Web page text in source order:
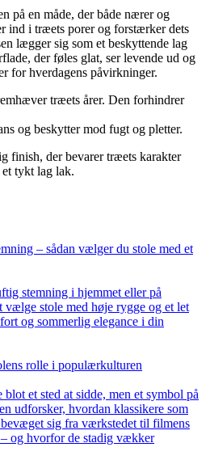
på en måde, der både nærer og
ind i træets porer og forstærker dets
lægger sig som et beskyttende lag
der føles glat, ser levende ud og
for hverdagens påvirkninger.
træets årer. Den forhindrer
og beskytter mod fugt og pletter.
finish, der bevarer træets karakter
tykt lag lak.
– sådan vælger du stole med et
stemning i hjemmet eller på
vælge stole med høje rygge og et let
og sommerlig elegance i din
rolle i populærkulturen
et sted at sidde, men et symbol på
udforsker, hvordan klassikere som
sig fra værkstedet til filmens
og hvorfor de stadig vækker